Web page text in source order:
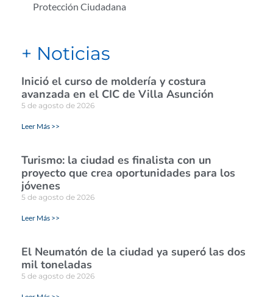
Protección Ciudadana
+ Noticias
Inició el curso de moldería y costura
avanzada en el CIC de Villa Asunción
5 de agosto de 2026
Leer Más >>
Turismo: la ciudad es finalista con un
proyecto que crea oportunidades para los
jóvenes
5 de agosto de 2026
Leer Más >>
El Neumatón de la ciudad ya superó las dos
mil toneladas
5 de agosto de 2026